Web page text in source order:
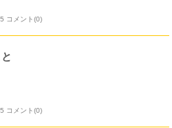
コメント(0)
コメント(0)